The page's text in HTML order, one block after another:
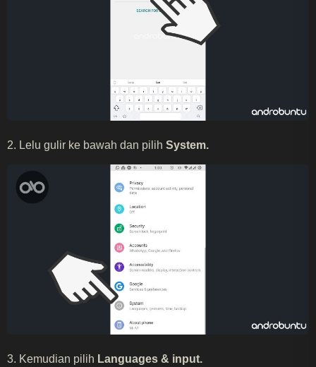
2. Lelu gulir ke bawah dan pilih System.
3. Kemudian pilih Languages & input.